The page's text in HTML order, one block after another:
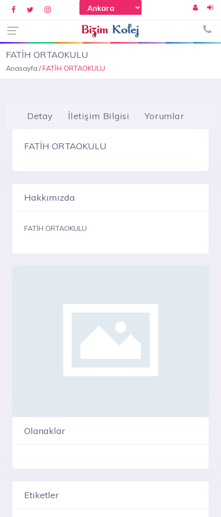
FATİH ORTAOKULU
Anasayfa FATİH ORTAOKULU
Detay İletişim Bilgisi Yorumlar
FATİH ORTAOKULU
Hakkımızda
FATİH ORTAOKULU
Olanaklar
Etiketler